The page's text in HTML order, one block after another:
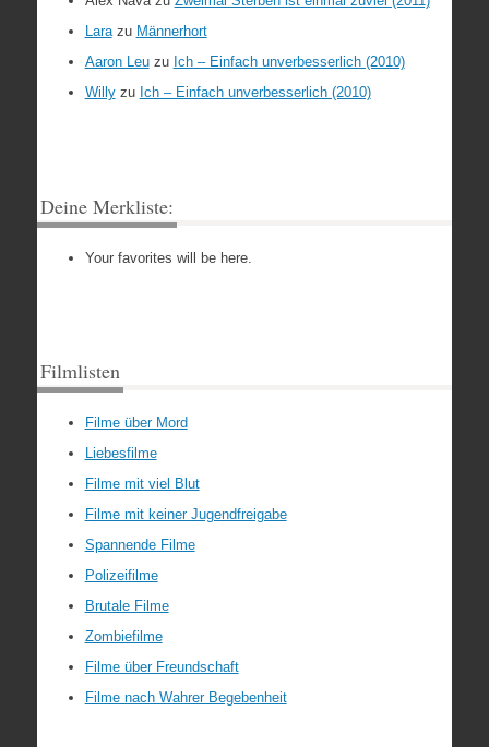
Larazu Männerhort
Aaron Leuzu Ich – Einfach unverbesserlich (2010)
Willyzu Ich – Einfach unverbesserlich (2010)
Deine Merkliste:
Your favorites will be here.
Filmlisten
Filme über Mord
Liebesfilme
Filme mit viel Blut
Filme mit keiner Jugendfreigabe
Spannende Filme
Polizeifilme
Brutale Filme
Zombiefilme
Filme über Freundschaft
Filme nach Wahrer Begebenheit